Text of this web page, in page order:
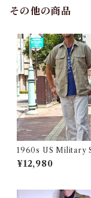
その他の商品
1960s US Military
on Poplin Shirt / 60
AF USN ARMY コッ
¥12,980